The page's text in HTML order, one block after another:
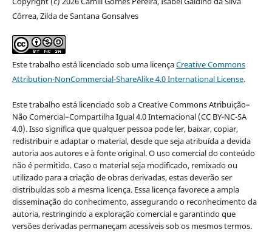
Côrrea, Zilda de Santana Gonsalves
Este trabalho está licenciado sob uma licençaCreative Commons
Attribution-NonCommercial-ShareAlike 4.0 International License.
Este trabalho está licenciado sob a Creative Commons Atribuição–
Não Comercial–Compartilha Igual 4.0 Internacional (CC BY-NC-SA
4.0). Isso significa que qualquer pessoa pode ler, baixar, copiar,
redistribuir e adaptar o material, desde que seja atribuída a devida
autoria aos autores e à fonte original. O uso comercial do conteúdo
não é permitido. Caso o material seja modificado, remixado ou
utilizado para a criação de obras derivadas, estas deverão ser
distribuídas sob a mesma licença. Essa licença favorece a ampla
disseminação do conhecimento, assegurando o reconhecimento da
autoria, restringindo a exploração comercial e garantindo que
versões derivadas permaneçam acessíveis sob os mesmos termos.